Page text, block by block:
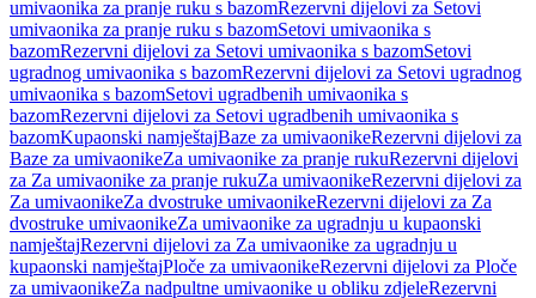
umivaonika za pranje ruku s bazomRezervni dijelovi za Setovi
umivaonika za pranje ruku s bazomSetovi umivaonika s
bazomRezervni dijelovi za Setovi umivaonika s bazomSetovi
ugradnog umivaonika s bazomRezervni dijelovi za Setovi ugradnog
umivaonika s bazomSetovi ugradbenih umivaonika s
bazomRezervni dijelovi za Setovi ugradbenih umivaonika s
bazomKupaonski namještajBaze za umivaonikeRezervni dijelovi za
Baze za umivaonikeZa umivaonike za pranje rukuRezervni dijelovi
za Za umivaonike za pranje rukuZa umivaonikeRezervni dijelovi za
Za umivaonikeZa dvostruke umivaonikeRezervni dijelovi za Za
dvostruke umivaonikeZa umivaonike za ugradnju u kupaonski
namještajRezervni dijelovi za Za umivaonike za ugradnju u
kupaonski namještajPloče za umivaonikeRezervni dijelovi za Ploče
za umivaonikeZa nadpultne umivaonike u obliku zdjeleRezervni